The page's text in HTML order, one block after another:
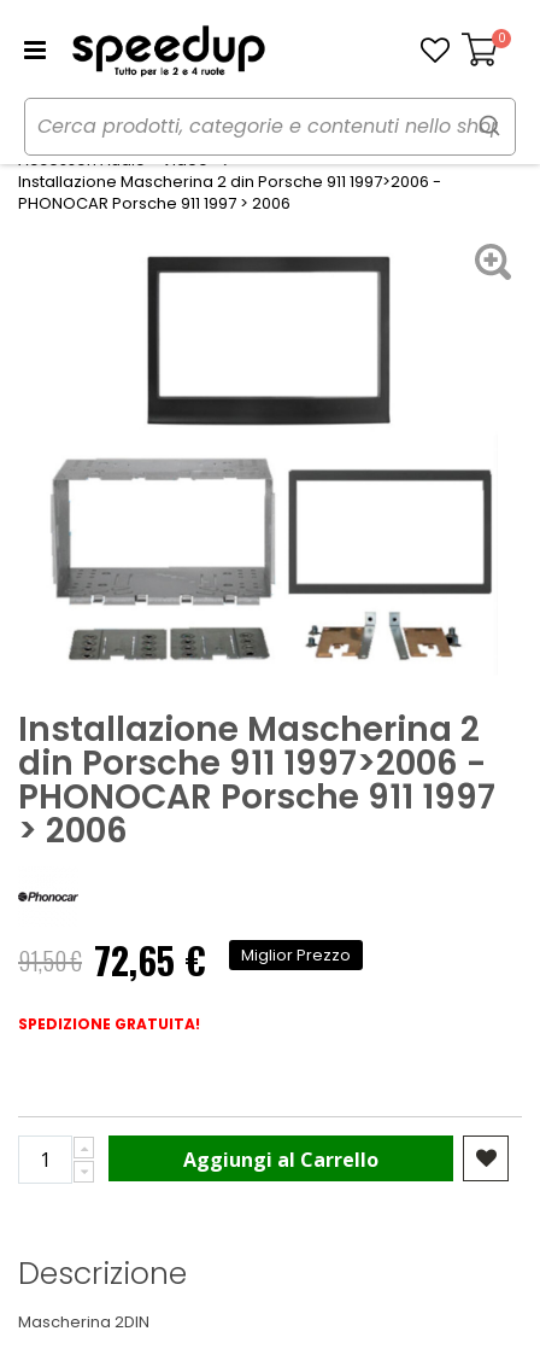
Carrello
0
Home Auto
Audio elettronica mobile
Accessori Audio - Video
Installazione Mascherina 2 din Porsche 911 1997>2006 -
PHONOCAR Porsche 911 1997 > 2006
Installazione Mascherina 2
din Porsche 911 1997>2006 -
PHONOCAR Porsche 911 1997
> 2006
91,50 € Prezzo
speciale
72,65 € Miglior Prezzo
SPEDIZIONE GRATUITA!
Aggiungi al Carrello
Descrizione
Mascherina 2DIN